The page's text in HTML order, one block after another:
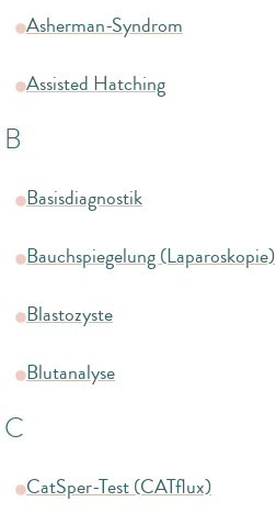
Asherman-Syndrom
Assisted Hatching
B
Basisdiagnostik
Bauchspiegelung (Laparoskopie)
Blastozyste
Blutanalyse
C
CatSper-Test (CATflux)